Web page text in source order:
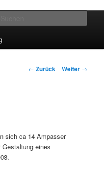
Beitrags-
← Zurück Weiter →
sich ca 14 Ampasser
eines